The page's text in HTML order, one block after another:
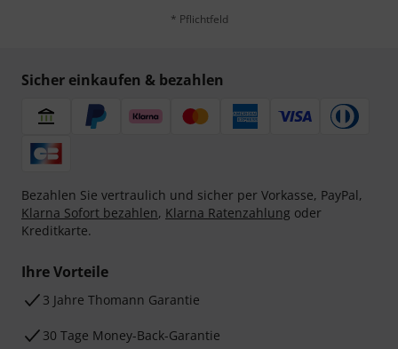
* Pflichtfeld
Sicher einkaufen & bezahlen
Bezahlen Sie vertraulich und sicher per Vorkasse, PayPal,
Klarna Sofort bezahlen, Klarna Ratenzahlung oder
Kreditkarte.
Ihre Vorteile
3 Jahre Thomann Garantie
30 Tage Money-Back-Garantie